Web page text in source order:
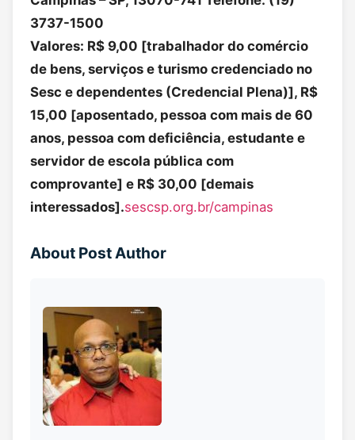
3737-1500
Valores: R$ 9,00 [trabalhador do comércio
de bens, serviços e turismo credenciado no
Sesc e dependentes (Credencial Plena)], R$
15,00 [aposentado, pessoa com mais de 60
anos, pessoa com deficiência, estudante e
servidor de escola pública com
comprovante] e R$ 30,00 [demais
interessados].sescsp.org.br/campinas
About Post Author